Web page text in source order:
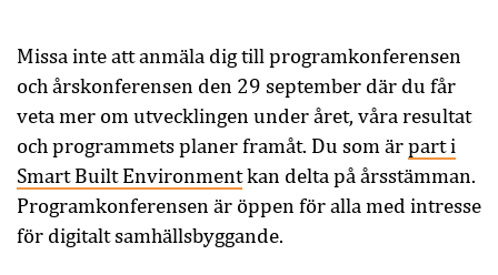
Missa inte att anmäla dig till programkonferensen
och årskonferensen den 29 september där du får
veta mer om utvecklingen under året, våra resultat
och programmets planer framåt. Du som ärpart i
Smart Built Environmentkan delta på årsstämman.
Programkonferensen är öppen för alla med intresse
för digitalt samhällsbyggande.